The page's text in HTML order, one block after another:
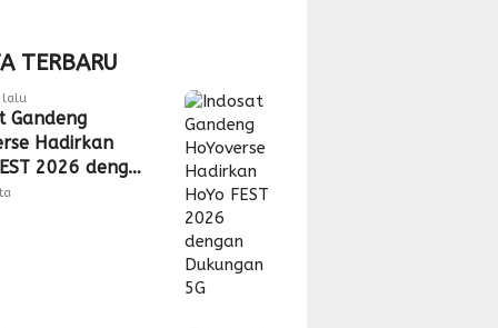
TERBARU
lalu
Gandeng
Hadirkan
2026 dengan
5G